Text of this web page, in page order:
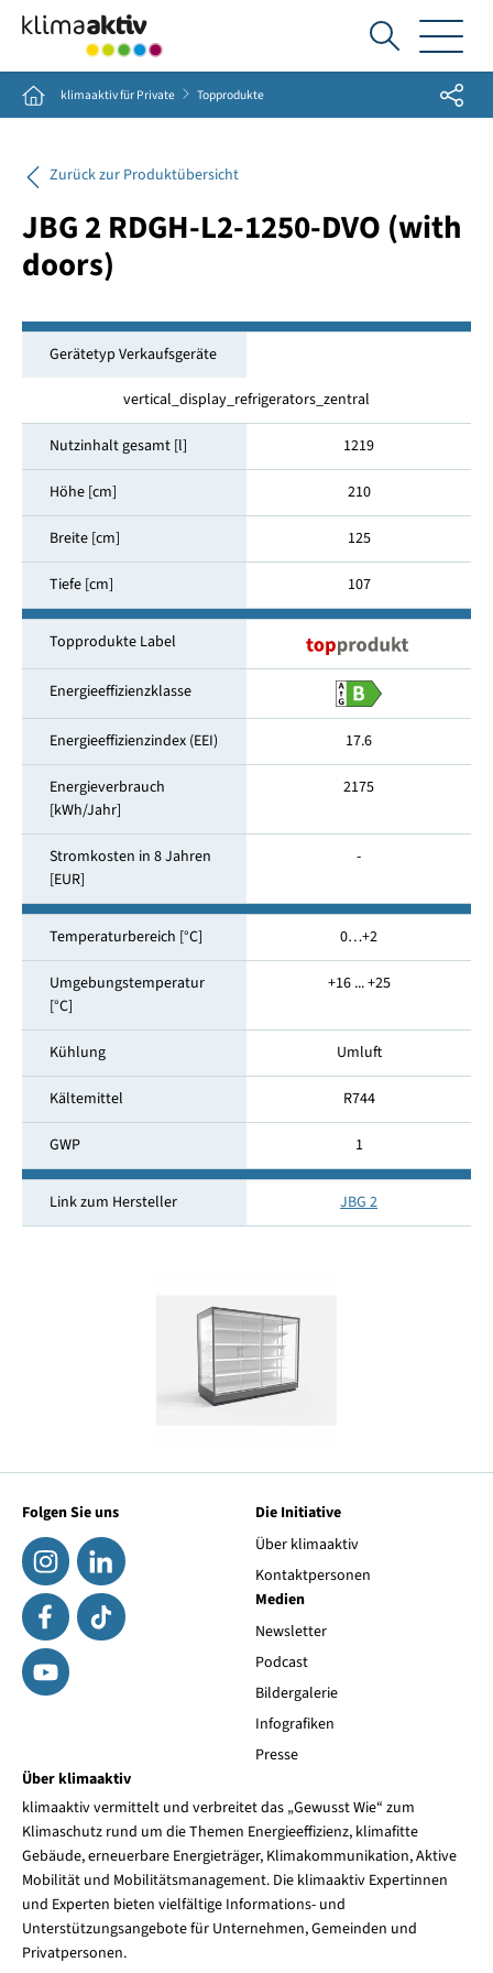
Ich
suche...
Home klimaaktiv für Private Topprodukte Share
Zurück zur Produktübersicht
JBG 2 RDGH-L2-1250-DVO (with
doors)
Gerätetyp Verkaufsgeräte
vertical_display_refrigerators_zentral
Nutzinhalt gesamt [l] 1219
Höhe [cm] 210
Breite [cm] 125
Tiefe [cm] 107
Topprodukte Label
Energieeffizienzklasse
Energieeffizienzindex (EEI) 17.6
Energieverbrauch
[kWh/Jahr]
2175
Stromkosten in 8 Jahren
[EUR]
-
Temperaturbereich [°C] 0…+2
Umgebungstemperatur
[°C]
+16 ... +25
Kühlung Umluft
Kältemittel R744
GWP 1
Link zum Hersteller JBG 2
Folgen Sie uns
Die Initiative
Über klimaaktiv
Kontaktpersonen
Medien
Newsletter
Podcast
Bildergalerie
Infografiken
Presse
Über klimaaktiv
klimaaktiv vermittelt und verbreitet das „Gewusst Wie“ zum
Klimaschutz rund um die Themen Energieeffizienz, klimafitte
Gebäude, erneuerbare Energieträger, Klimakommunikation, Aktive
Mobilität und Mobilitätsmanagement. Die klimaaktiv Expertinnen
und Experten bieten vielfältige Informations- und
Unterstützungsangebote für Unternehmen, Gemeinden und
Privatpersonen.